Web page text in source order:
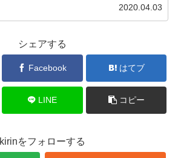
2020.04.03
シェアする
Facebook はてブ
LINE コピー
kirinをフォローする